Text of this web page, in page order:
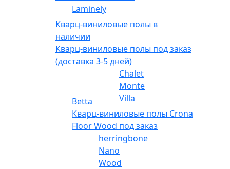
Laminely
Кварц-виниловые полы в
наличии
Кварц-виниловые полы под заказ
(доставка 3-5 дней)
Betta
Chalet
Monte
Villa
Кварц-виниловые полы Crona
Floor Wood под заказ
herringbone
Nano
Wood